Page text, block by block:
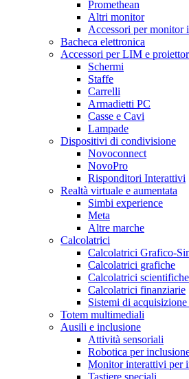
Promethean
Altri monitor
Accessori per monitor
Bacheca elettronica
Accessori per LIM e
Schermi
Staffe
Carrelli
Armadietti PC
Casse e Cavi
Lampade
Dispositivi di condivisione
Novoconnect
NovoPro
Risponditori Interattivi
Realtà virtuale e aumentata
Simbi experience
Meta
Altre marche
Calcolatrici
Calcolatrici Grafico-
Calcolatrici grafiche
Calcolatrici scientifiche
Calcolatrici finanziarie
Sistemi di
Totem multimediali
Ausili e inclusione
Attività sensoriali
Robotica per
Monitor interattivi per
Tastiere speciali